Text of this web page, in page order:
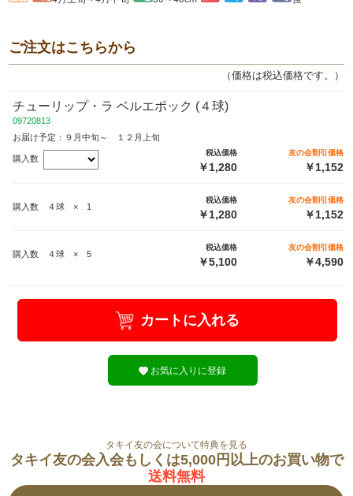
ご注文はこちらから
（価格は税込価格です。）
チューリップ・ラ ベルエポック (４球)
09720813
お届け予定：９月中旬～ １２月上旬
購入数
税込価格
￥1,280
友の会割引価格
￥1,152
購入数 ４球 × 1
税込価格
￥1,280
友の会割引価格
￥1,152
購入数 ４球 × 5
税込価格
￥5,100
友の会割引価格
￥4,590
カートに入れる
お気に入りに登録
タキイ友の会について特典を見る
タキイ友の会入会もしくは5,000円以上のお買い物で
送料無料